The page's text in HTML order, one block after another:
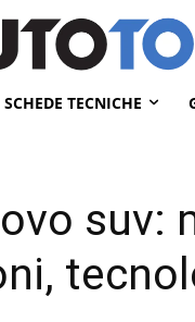
SCHEDE TECNICHE
suv: